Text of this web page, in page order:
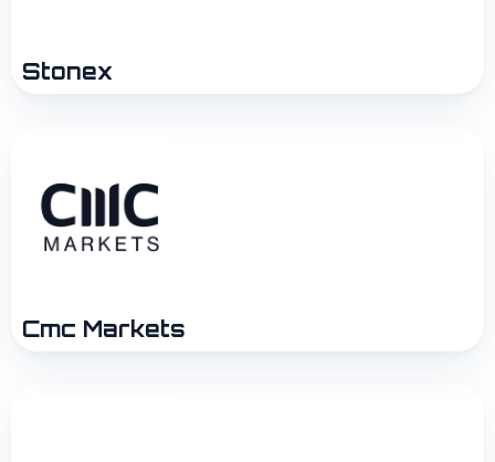
Stonex
Cmc Markets